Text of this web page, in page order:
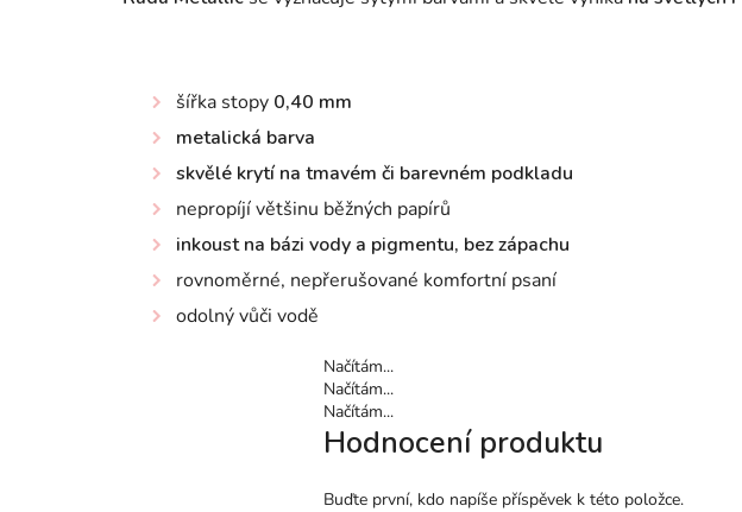
šířka stopy 0,40 mm
metalická barva
skvělé krytí na tmavém či barevném podkladu
nepropíjí většinu běžných papírů
inkoust na bázi vody a pigmentu, bez zápachu
rovnoměrné, nepřerušované komfortní psaní
odolný vůči vodě
Načítám...
Načítám...
Načítám...
Hodnocení produktu
Buďte první, kdo napíše příspěvek k této položce.